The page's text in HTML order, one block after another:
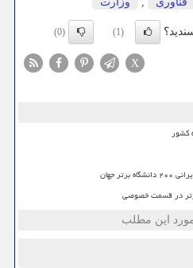
(1)
(0)
X
جهان
در قسمت خصوصی
این مطلب